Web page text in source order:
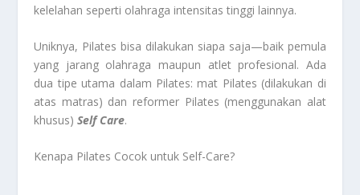
kelelahan seperti olahraga intensitas tinggi lainnya.
Uniknya, Pilates bisa dilakukan siapa saja—baik pemula
yang jarang olahraga maupun atlet profesional. Ada
dua tipe utama dalam Pilates: mat Pilates (dilakukan di
atas matras) dan reformer Pilates (menggunakan alat
khusus) Self Care.
Kenapa Pilates Cocok untuk Self-Care?